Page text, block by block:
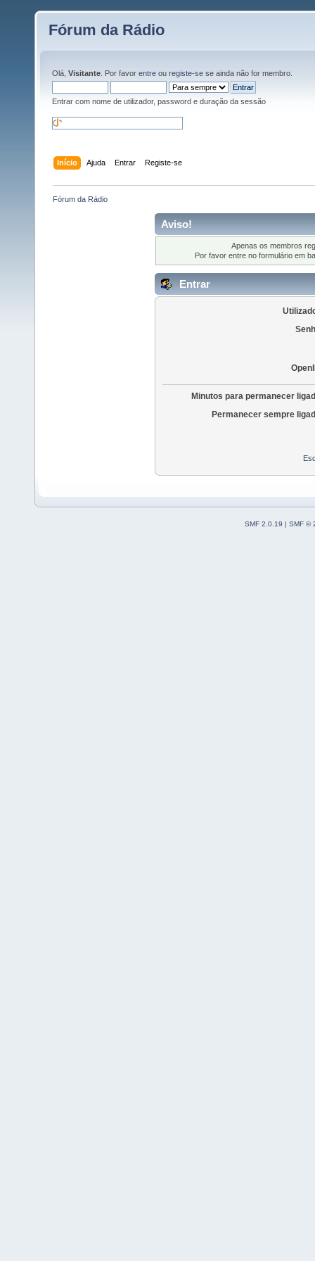
Fórum da Rádio
Olá, Visitante . Por favor entre ou registe-se se ainda não for membro.
Entrar com nome de utilizador, password e duração da sessão
Início Ajuda Entrar Registe-se
Fórum da Rádio
Aviso!
Apenas os membros
Por favor entre no formulário em
Entrar
Minutos para permanecer
Permanecer sempre
SMF 2.0.19 | SMF ©